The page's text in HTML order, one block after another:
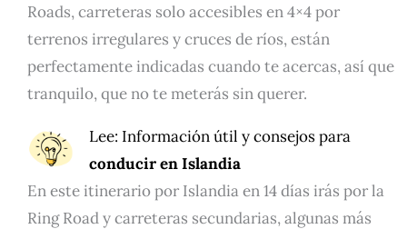
Roads, carreteras solo accesibles en 4×4 por
terrenos irregulares y cruces de ríos, están
perfectamente indicadas cuando te acercas, así que
tranquilo, que no te meterás sin querer.
Lee: Información útil y consejos para
conducir en Islandia
En este itinerario por Islandia en 14 días irás por la
Ring Road y carreteras secundarias, algunas más